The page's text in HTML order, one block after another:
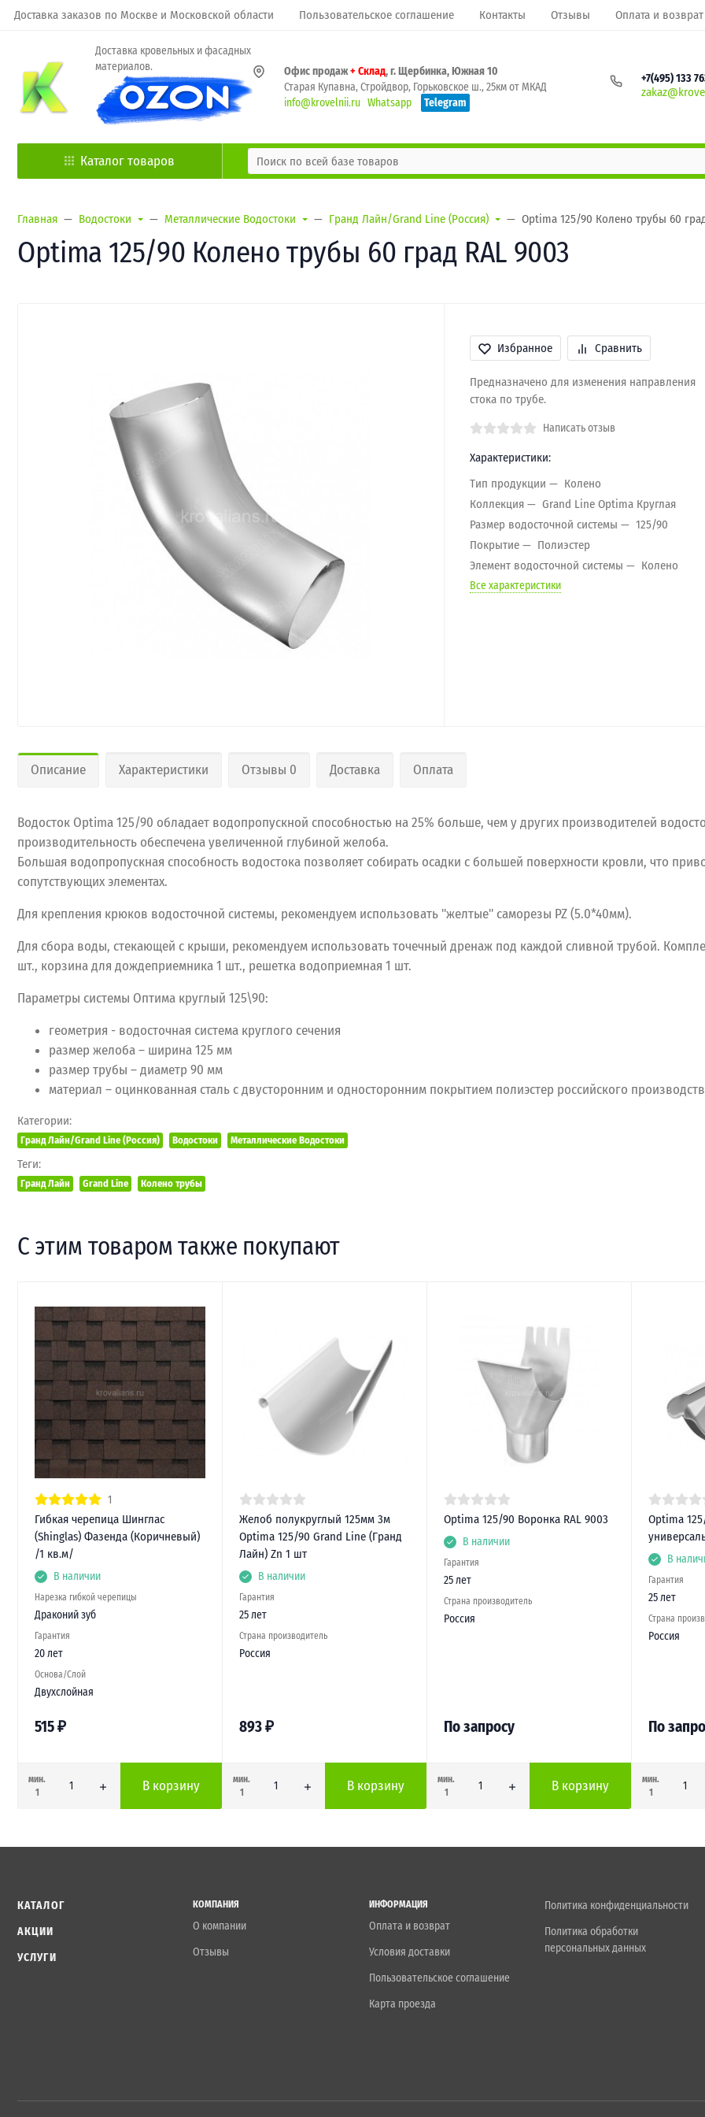
Доставка заказов по Москве и Московской области Пользовательское соглашение Контакты Отзывы Оплата и возврат
Доставка кровельных и фасадных
материалов.
Офис продаж+ Склад, г. Щербинка, Южная 10
Старая Купавна, Стройдвор, Горьковское ш., 25км от МКАД
info@krovelnii.ru Whatsapp Telegram
+7(495) 133
Каталог товаров
Главная Водостоки Металлические Водостоки Гранд Лайн/Grand Line (Россия) Optima 125/90 Колено трубы 60
Optima 125/90 Колено трубы 60 град RAL 9003
Избранное Сравнить
Предназначено для изменения направления
стока по трубе.
Написать отзыв
Характеристики:
Тип продукции
Колено
Коллекция
Grand Line Optima Круглая
Размер водосточной системы
125/90
Покрытие
Полиэстер
Элемент водосточной системы
Колено
Все характеристики
Описание Характеристики Отзывы 0 Доставка Оплата
Водосток Optima 125/90 обладает водопропускной способностью на 25% больше, чем у других производителей
производительность обеспечена увеличенной глубиной желоба.
Большая водопропускная способность водостока позволяет собирать осадки с большей поверхности кровли, что
сопутствующих элементах.
Для крепления крюков водосточной системы, рекомендуем использовать "желтые" саморезы PZ (5.0*40мм).
Для сбора воды, стекающей с крыши, рекомендуем использовать точечный дренаж под каждой сливной трубой.
шт., корзина для дождеприемника 1 шт., решетка водоприемная 1 шт.
Параметры системы Оптима круглый 125\90:
геометрия - водосточная система круглого сечения
размер желоба – ширина 125 мм
размер трубы – диаметр 90 мм
материал – оцинкованная сталь с двусторонним и односторонним покрытием полиэстер российского
Категории:
Гранд Лайн/Grand Line (Россия) Водостоки Металлические Водостоки
Теги:
Гранд Лайн Grand Line Колено трубы
С этим товаром также покупают
1
Гибкая черепица Шинглас
(Shinglas) Фазенда (Коричневый)
/1 кв.м/
В наличии
Нарезка гибкой черепицы
Драконий зуб
Гарантия
20 лет
Основа/Слой
Двухслойная
515₽
мин.
1
В корзину
Желоб полукруглый 125мм 3м
Optima 125/90 Grand Line (Гранд
Лайн) Zn 1 шт
В наличии
Гарантия
25 лет
Страна производитель
Россия
893₽
мин.
1
В корзину
Optima 125/90 Воронка RAL 9003
В наличии
Гарантия
25 лет
Страна производитель
Россия
По запросу
мин.
1
В корзину
Optima
В
Гарантия
25 лет
Страна
Россия
По
мин.
1
КАТАЛОГ
АКЦИИ
УСЛУГИ
КОМПАНИЯ
О компании
Отзывы
ИНФОРМАЦИЯ
Оплата и возврат
Условия доставки
Пользовательское соглашение
Карта проезда
Политика конфиденциальности
Политика обработки
персональных данных